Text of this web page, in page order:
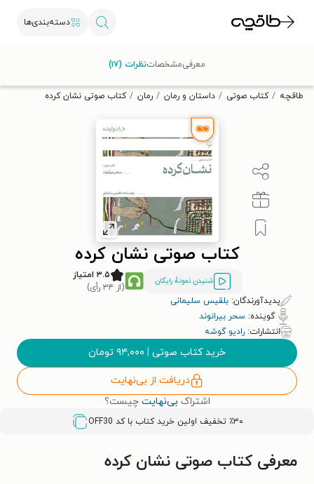
دسته‌بندی‌ها
تخفیف از طاقچه دریافت کن.
طاقچه کتاب صوتی داستان و رمان رمان کتاب صوتی نشان کرده
کتاب صوتی نشان کرده
شنیدن نمونۀ رایگان
۳.۵ امتیاز
(از ۳۴ رأی)
پدیدآورندگان: بلقیس سلیمانی
گوینده: سحر بیرانوند
انتشارات: رادیو گوشه
خرید کتاب صوتی | ۹۴,۰۰۰ تومان
دریافت از بی‌نهایت
اشتراک بی‌نهایت چیست؟
٪۳۰ تخفیف اولین خرید کتاب با کد OFF30
معرفیمشخصاتنظرات (۱۷)
معرفی کتاب صوتی نشان کرده